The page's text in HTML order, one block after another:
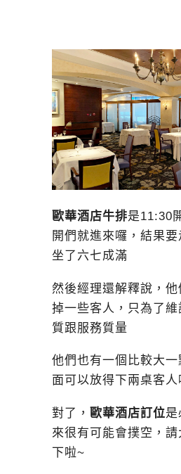
歐華酒店牛排是11:30
開們就進來囉，結果
坐了六七成滿
然後經理還解釋說，
掉一些客人，只為了
質跟服務質量
他們也有一個比較大
面可以放得下兩桌客人
對了， 歐華酒店訂位是
來很有可能會撲空，
下啦~